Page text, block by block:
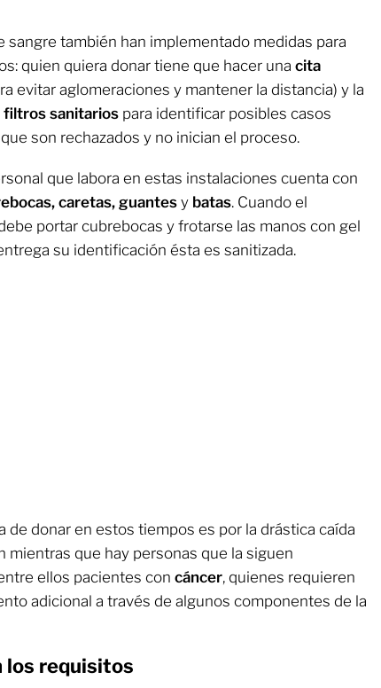
sangre también han implementado medidas para
quien quiera donar tiene que hacer una cita
evitar aglomeraciones y mantener la distancia) y la
filtros sanitarios para identificar posibles casos
son rechazados y no inician el proceso.
que labora en estas instalaciones cuenta con
caretas, guantes y batas. Cuando el
portar cubrebocas y frotarse las manos con gel
su identificación ésta es sanitizada.
de donar en estos tiempos es por la drástica caída
mientras que hay personas que la siguen
ellos pacientes con cáncer, quienes requieren
adicional a través de algunos componentes de la
los requisitos